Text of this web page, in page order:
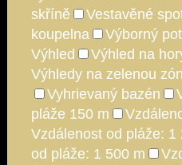
skříně
Vestavěné
koupelna
Výborný
Výhled
Výhled na
Výhledy na zelenou
Vyhrievaný bazén
pláže 150 m
Vzdálenost od pláže: 1
od pláže: 1 500 m